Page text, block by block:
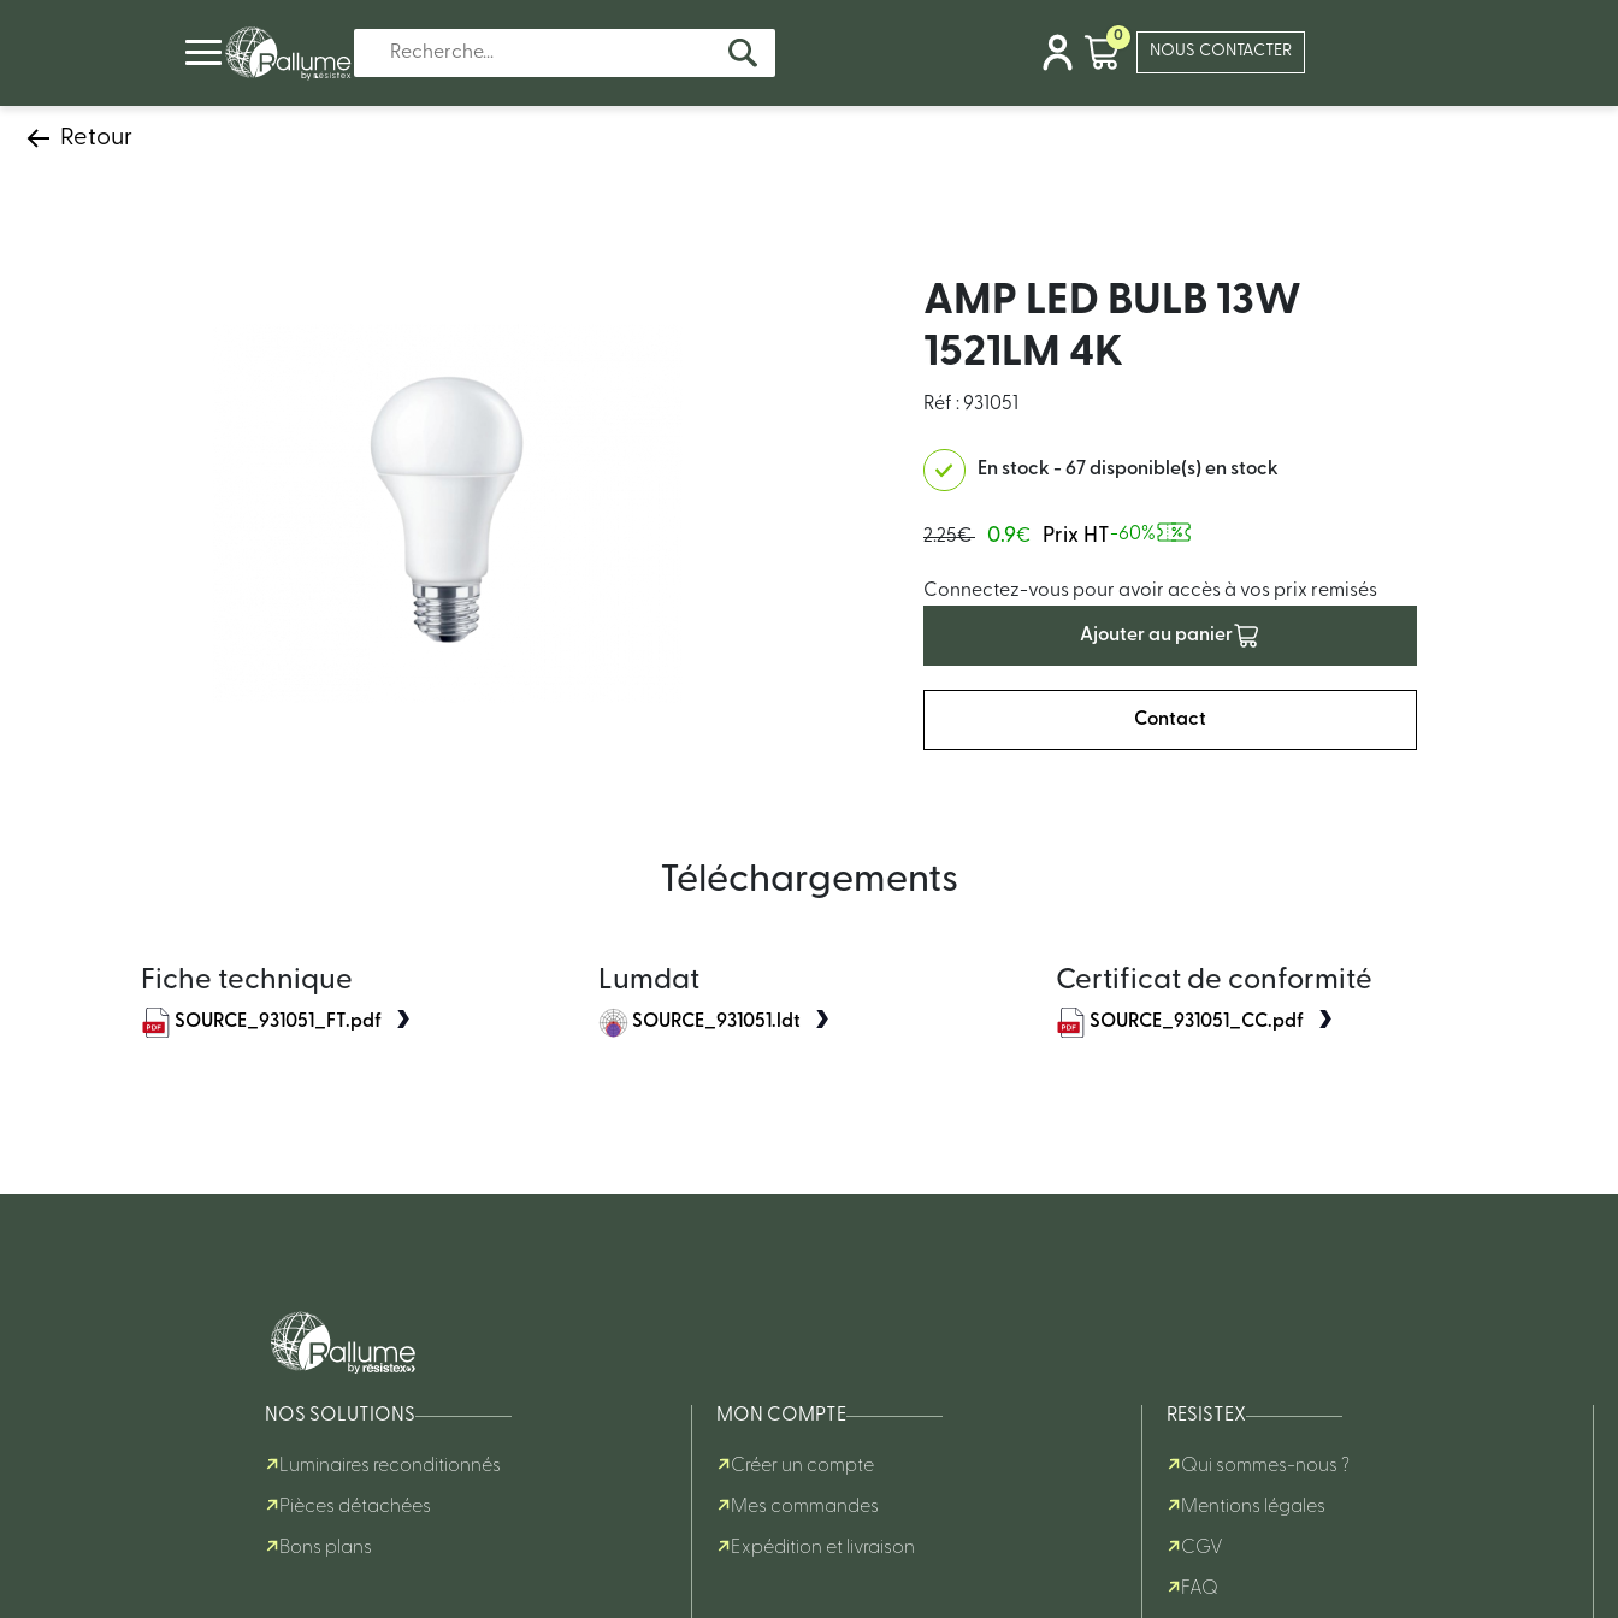
0
NOUS CONTACTER
Retour
AMP LED BULB 13W
1521LM 4K
Réf : 931051
En stock - 67 disponible(s) en stock
2.25€ 0.9€ Prix HT-60%
Connectez-vous pour avoir accès à vos prix remisés
Ajouter au panier
Contact
Téléchargements
Fiche technique
SOURCE_931051_FT.pdf
Lumdat
SOURCE_931051.ldt
Certificat de conformité
SOURCE_931051_CC.pdf
NOS SOLUTIONS
Luminaires reconditionnés
Pièces détachées
Bons plans
MON COMPTE
Créer un compte
Mes commandes
Expédition et livraison
RESISTEX
Qui sommes-nous ?
Mentions légales
CGV
FAQ